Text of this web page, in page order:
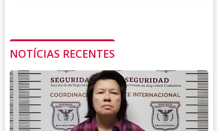
NOTÍCIAS RECENTES